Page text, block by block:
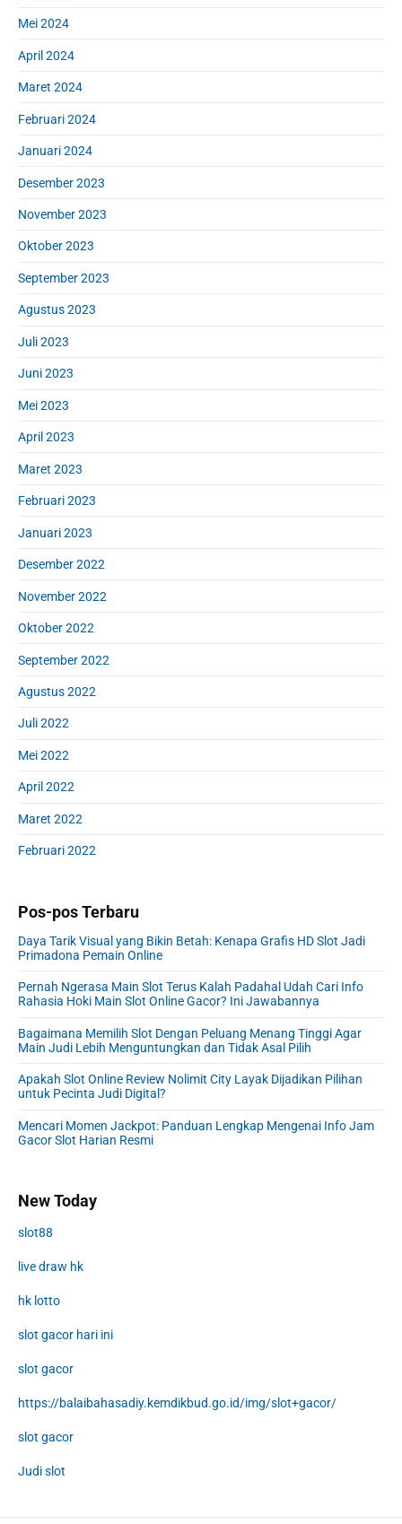
Mei 2024
April 2024
Maret 2024
Februari 2024
Januari 2024
Desember 2023
November 2023
Oktober 2023
September 2023
Agustus 2023
Juli 2023
Juni 2023
Mei 2023
April 2023
Maret 2023
Februari 2023
Januari 2023
Desember 2022
November 2022
Oktober 2022
September 2022
Agustus 2022
Juli 2022
Mei 2022
April 2022
Maret 2022
Februari 2022
Pos-pos Terbaru
Daya Tarik Visual yang Bikin Betah: Kenapa Grafis HD Slot Jadi
Primadona Pemain Online
Pernah Ngerasa Main Slot Terus Kalah Padahal Udah Cari Info
Rahasia Hoki Main Slot Online Gacor? Ini Jawabannya
Bagaimana Memilih Slot Dengan Peluang Menang Tinggi Agar
Main Judi Lebih Menguntungkan dan Tidak Asal Pilih
Apakah Slot Online Review Nolimit City Layak Dijadikan Pilihan
untuk Pecinta Judi Digital?
Mencari Momen Jackpot: Panduan Lengkap Mengenai Info Jam
Gacor Slot Harian Resmi
New Today
slot88
live draw hk
hk lotto
slot gacor hari ini
slot gacor
https://balaibahasadiy.kemdikbud.go.id/img/slot+gacor/
slot gacor
Judi slot